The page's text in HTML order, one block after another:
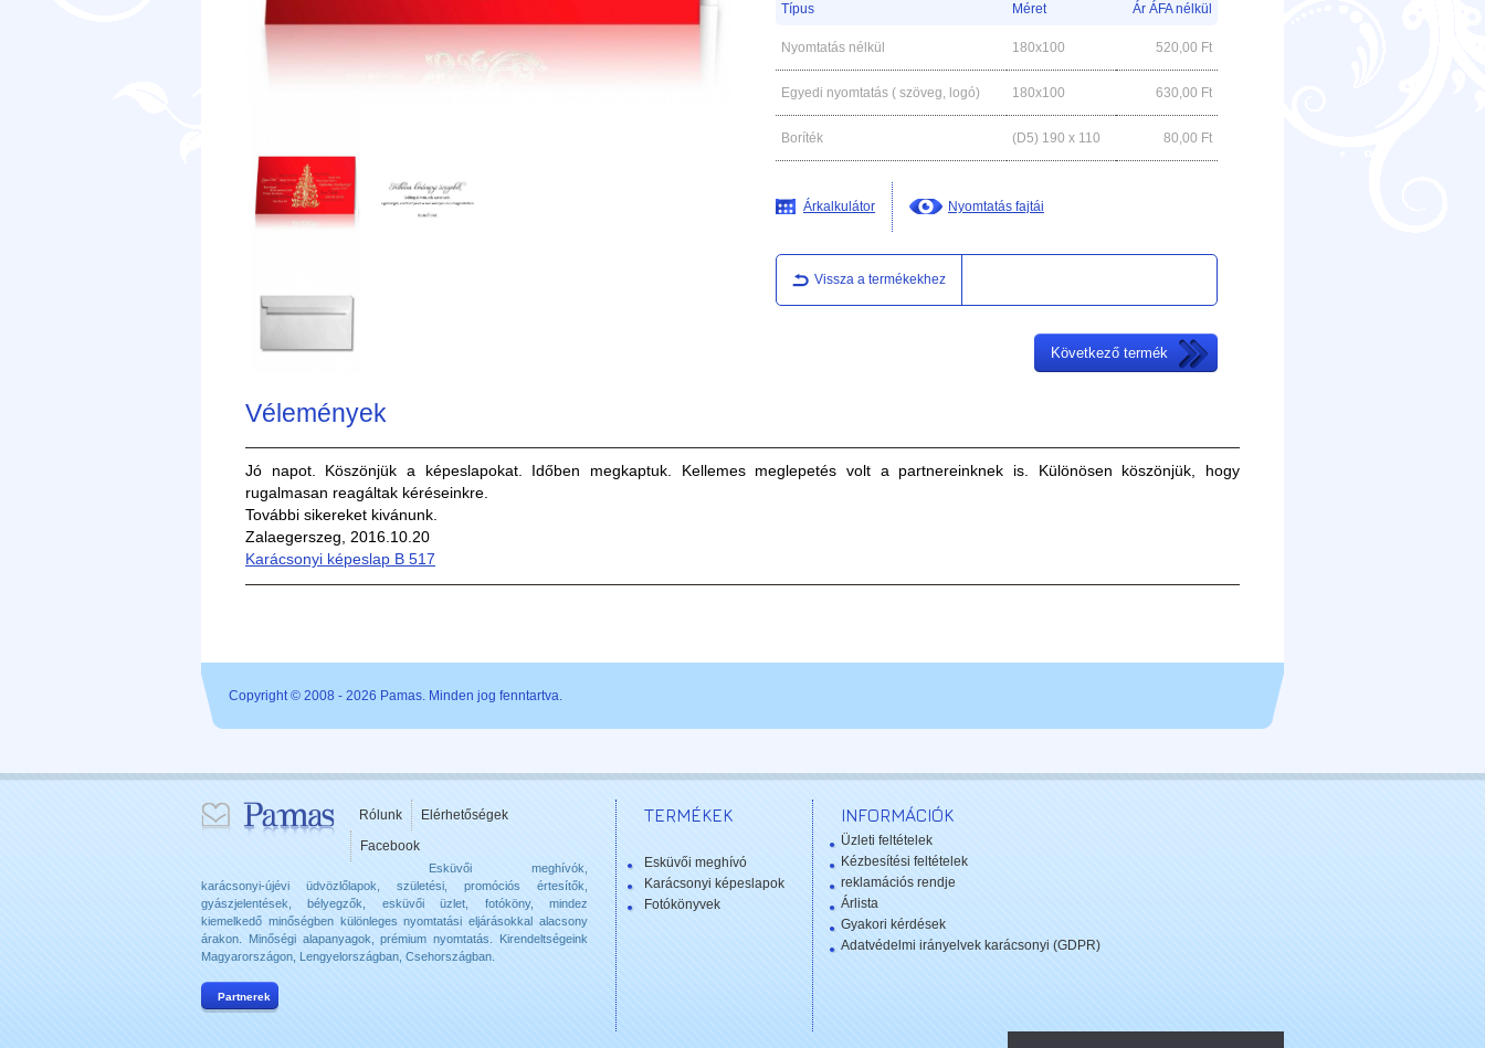
Típus Méret Ár ÁFA nélkül
Nyomtatás nélkül 180x100 520,00 Ft
Egyedi nyomtatás ( szöveg, logó) 180x100 630,00 Ft
Boríték (D5) 190 x 110 80,00 Ft
Árkalkulátor Nyomtatás fajtái
Vissza a termékekhez
Következő termék
Vélemények
Jó napot. Köszönjük a képeslapokat. Időben megkaptuk. Kellemes meglepetés volt a partnereinknek is. Különösen köszönjük, hogy
rugalmasan reagáltak kéréseinkre.
További sikereket kivánunk.
Zalaegerszeg, 2016.10.20
Karácsonyi képeslap B 517
Copyright © 2008 - 2026 Pamas. Minden jog fenntartva.
Rólunk
Elérhetőségek
Facebook
Esküvői meghívók,
karácsonyi-újévi üdvözlőlapok, születési, promóciós értesítők,
gyászjelentések, bélyegzők, esküvői üzlet, fotóköny, mindez
kiemelkedő minőségben különleges nyomtatási eljárásokkal alacsony
árakon. Minőségi alapanyagok, prémium nyomtatás. Kirendeltségeink
Magyarországon, Lengyelországban, Csehországban.
Partnerek
TERMÉKEK
Esküvői meghívó
Karácsonyi képeslapok
Fotókönyvek
INFORMÁCIÓK
Üzleti feltételek
Kézbesítési feltételek
reklamációs rendje
Árlista
Gyakori kérdések
Adatvédelmi irányelvek karácsonyi (GDPR)